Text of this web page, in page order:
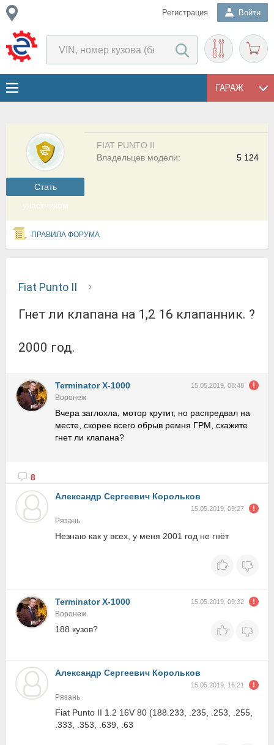
Регистрация Войти
ГАРАЖ
Cтать
участником
FIAT PUNTO II
5 124
Владельцев модели:
ПРАВИЛА ФОРУМА
Fiat Punto II
Гнет ли клапана на 1,2 16 клапанник. ?
2000 год.
Terminator X-1000 15.05.2019, 08:48
Воронеж
Вчера заглохла, мотор крутит, но распредвал на
месте, скорее всего обрыв ремня ГРМ, скажите
гнет ли клапана?
8
Александр Сергеевич Корольков
15.05.2019, 09:27
Рязань
Незнаю как у всех, у меня 2001 год не гнёт
Terminator X-1000 15.05.2019, 09:32
Воронеж
188 кузов?
Александр Сергеевич Корольков
15.05.2019, 16:21
Рязань
Fiat Punto II 1.2 16V 80 (188.233, .235, .253, .255,
.333, .353, .639, .63